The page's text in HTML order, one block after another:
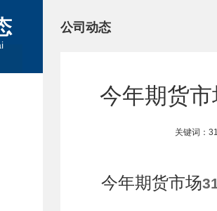
公司动态
今年期货
关键词：
今年期货市场